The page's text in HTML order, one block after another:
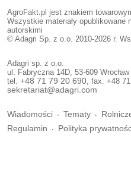
AgroFakt.pl jest znakiem
Wszystkie materiały opublikowane
autorskimi
© Adagri Sp. z o.o. 2010-2026 r.
Adagri sp. z o.o.
ul. Fabryczna 14D, 53-609 Wrocław
tel. +48 71 79 20 690 , fax. +48
sekretariat@adagri.com
Wiadomości Tematy
Regulamin
Polityka